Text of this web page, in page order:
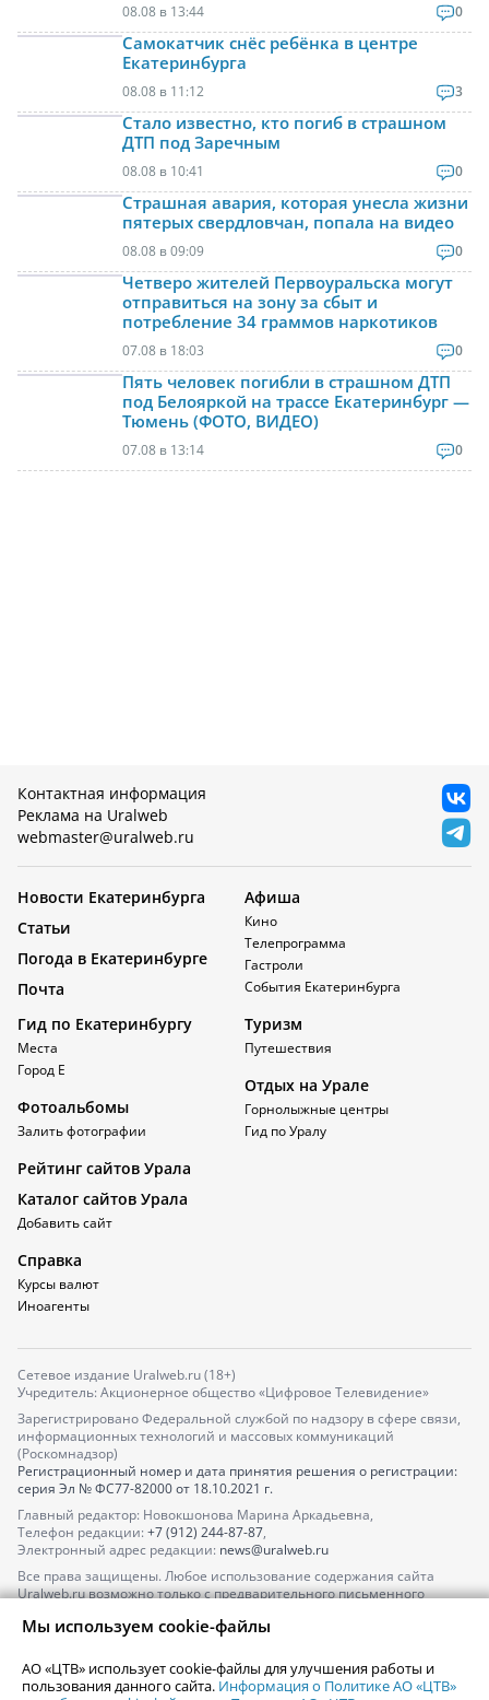
08.08 в 13:44 0
Самокатчик снёс ребёнка в центре
Екатеринбурга
08.08 в 11:12 3
Стало известно, кто погиб в страшном
ДТП под Заречным
08.08 в 10:41 0
Страшная авария, которая унесла жизни
пятерых свердловчан, попала на видео
08.08 в 09:09 0
Четверо жителей Первоуральска могут
отправиться на зону за сбыт и
потребление 34 граммов наркотиков
07.08 в 18:03 0
Пять человек погибли в страшном ДТП
под Белояркой на трассе Екатеринбург —
Тюмень (ФОТО, ВИДЕО)
07.08 в 13:14 0
Контактная информация
Реклама на Uralweb
webmaster@uralweb.ru
Новости Екатеринбурга
Статьи
Погода в Екатеринбурге
Почта
Афиша
Кино
Телепрограмма
Гастроли
События Екатеринбурга
Гид по Екатеринбургу
Места
Город Е
Фотоальбомы
Залить фотографии
Туризм
Путешествия
Отдых на Урале
Горнолыжные центры
Гид по Уралу
Рейтинг сайтов Урала
Каталог сайтов Урала
Добавить сайт
Справка
Курсы валют
Иноагенты
Сетевое издание Uralweb.ru (18+)
Учредитель: Акционерное общество «Цифровое Телевидение»
Зарегистрировано Федеральной службой по надзору в сфере связи,
информационных технологий и массовых коммуникаций
(Роскомнадзор)
Регистрационный номер и дата принятия решения о регистрации:
серия Эл № ФС77-82000от 18.10.2021 г.
Главный редактор: Новокшонова Марина Аркадьевна,
Телефон редакции: +7 (912) 244-87-87,
Электронный адрес редакции: news@uralweb.ru
Все права защищены. Любое использование содержания сайта
Uralweb.ru возможно только с предварительного письменного
По вопросам размещения рекламы обращайтесь по тел.
По вопросам размещения информации в разделе «Афиша»
Мы используем cookie-файлы
АО «ЦТВ» использует cookie-файлы для улучшения работы и
пользования данного сайта. Информация о Политике АО «ЦТВ»